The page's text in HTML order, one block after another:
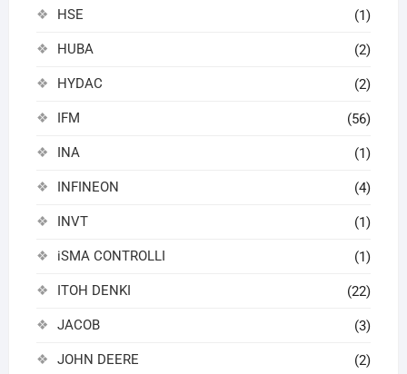
HSE (1)
HUBA (2)
HYDAC (2)
IFM (56)
INA (1)
INFINEON (4)
INVT (1)
iSMA CONTROLLI (1)
ITOH DENKI (22)
JACOB (3)
JOHN DEERE (2)